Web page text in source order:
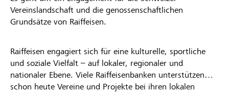
Vereinslandschaft und die genossenschaftlichen
Grundsätze von Raiffeisen.
Raiffeisen engagiert sich für eine kulturelle, sportliche
und soziale Vielfalt – auf lokaler, regionaler und
nationaler Ebene. Viele Raiffeisenbanken unterstützen
schon heute Vereine und Projekte bei ihren lokalen